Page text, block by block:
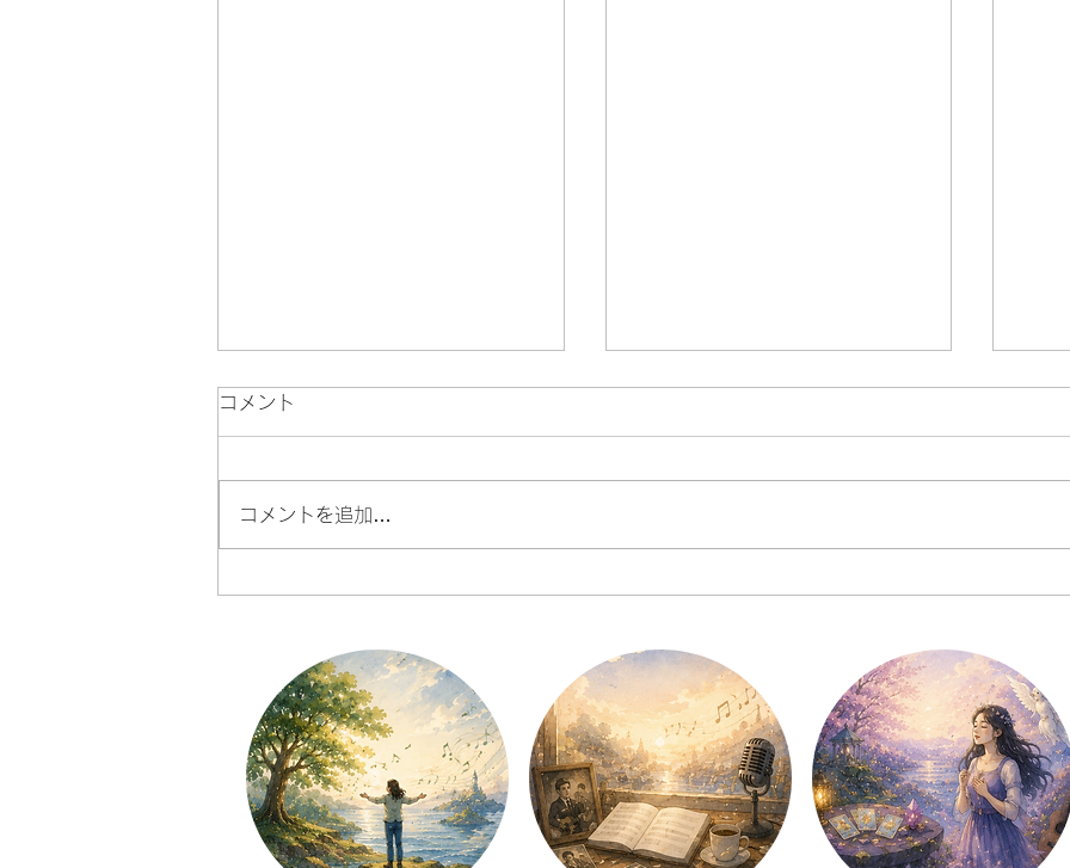
尾飛良幸には、3人の大切な
自分を責める声より、自分の
AI時
コメント
コメントを追加…